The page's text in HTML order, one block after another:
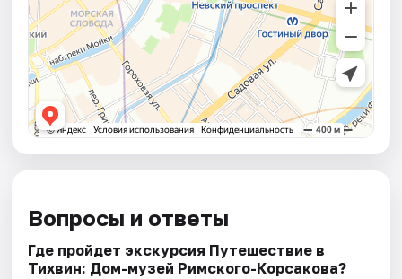
Вопросы и ответы
Где пройдет экскурсия Путешествие в
Тихвин: Дом-музей Римского-Корсакова?